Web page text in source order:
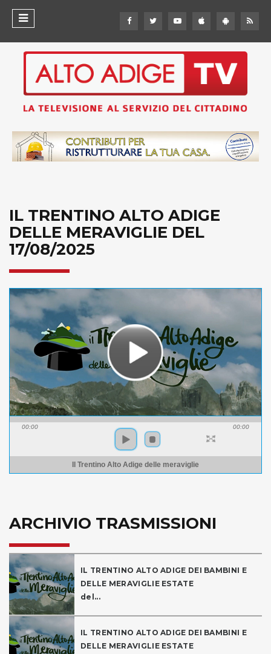
IL TRENTINO ALTO ADIGE
DELLE MERAVIGLIE DEL
17/08/2025
00:00 00:00
Il Trentino Alto Adige delle meraviglie
ARCHIVIO TRASMISSIONI
IL TRENTINO ALTO ADIGE DEI BAMBINI E
DELLE MERAVIGLIE ESTATE
del...
IL TRENTINO ALTO ADIGE DEI BAMBINI E
DELLE MERAVIGLIE ESTATE